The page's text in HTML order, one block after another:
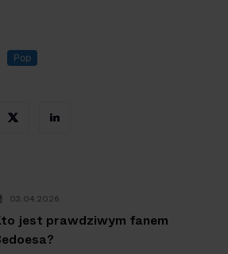
Pop
03.04.2026
jest prawdziwym fanem